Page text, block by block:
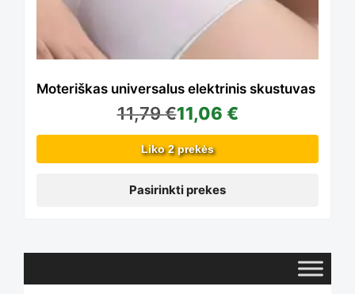
Moteriškas universalus elektrinis skustuvas
11,79€11,06 €
Liko 2 prekės
Pasirinkti prekes
variants.
The
options
be